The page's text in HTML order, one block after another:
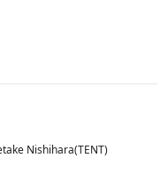
Nishihara(TENT)